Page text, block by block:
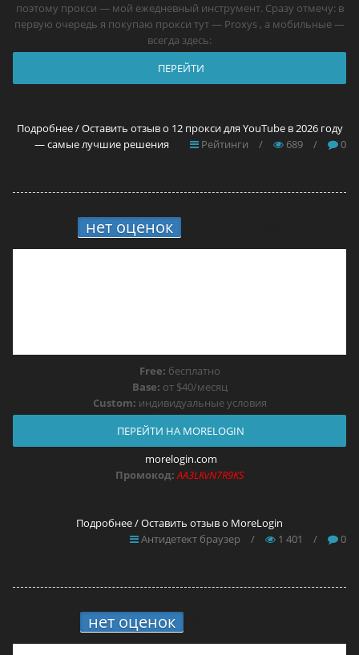
поэтому прокси — мой ежедневный инструмент. Сразу отмечу: в
первую очередь я покупаю прокси тут — Proxys , а мобильные —
всегда здесь:
ПЕРЕЙТИ
Подробнее / Оставить отзыв о 12 прокси для YouTube в 2026 году
— самые лучшие решения
Рейтинги / 689 / 0
нет оценок
Free: бесплатно
Base: от $40/месяц
Custom: индивидуальные условия
ПЕРЕЙТИ НА MORELOGIN
morelogin.com
Промокод:AA3LKvN7R9KS
Подробнее / Оставить отзыв о MoreLogin
Антидетект браузер
/ 1 401 / 0
нет оценок